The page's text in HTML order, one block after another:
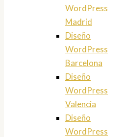
WordPress
Madrid
Diseño
WordPress
Barcelona
Diseño
WordPress
Valencia
Diseño
WordPress